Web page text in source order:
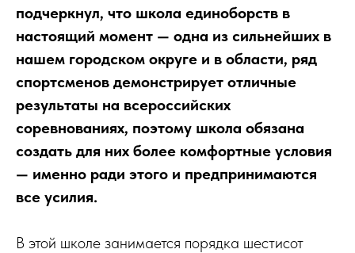
подчеркнул, что школа единоборств в
настоящий момент — одна из сильнейших в
нашем городском округе и в области, ряд
спортсменов демонстрирует отличные
результаты на всероссийских
соревнованиях, поэтому школа обязана
создать для них более комфортные условия
— именно ради этого и предпринимаются
все усилия.
В этой школе занимается порядка шестисот